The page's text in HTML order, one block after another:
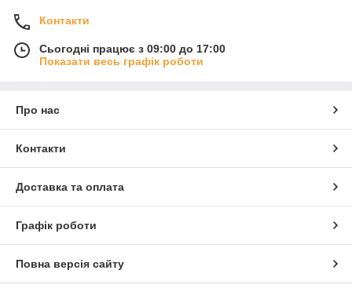
Контакти
Сьогодні працює з 09:00 до 17:00
Показати весь графік роботи
Про нас
Контакти
Доставка та оплата
Графік роботи
Повна версія сайту